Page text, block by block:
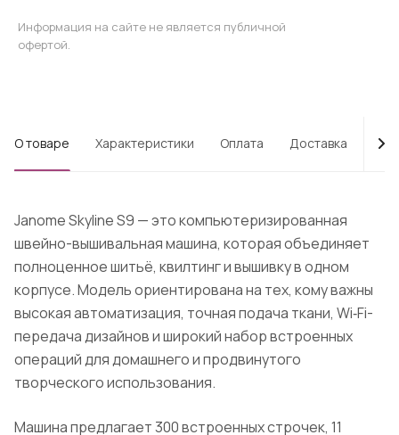
Информация на сайте не является публичной
офертой.
О товаре Характеристики Оплата Доставка
Janome Skyline S9 — это компьютеризированная
швейно-вышивальная машина, которая объединяет
полноценное шитьё, квилтинг и вышивку в одном
корпусе. Модель ориентирована на тех, кому важны
высокая автоматизация, точная подача ткани, Wi‑Fi-
передача дизайнов и широкий набор встроенных
операций для домашнего и продвинутого
творческого использования.
Машина предлагает 300 встроенных строчек, 11